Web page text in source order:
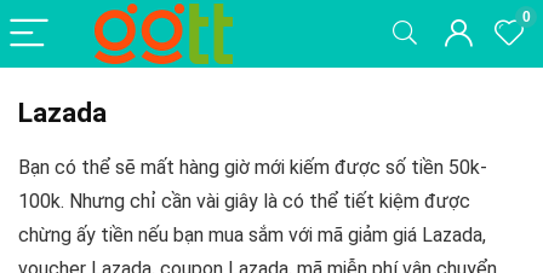
0
Lazada
Bạn có thể sẽ mất hàng giờ mới kiếm được số tiền 50k-
100k. Nhưng chỉ cần vài giây là có thể tiết kiệm được
chừng ấy tiền nếu bạn mua sắm với mã giảm giá Lazada,